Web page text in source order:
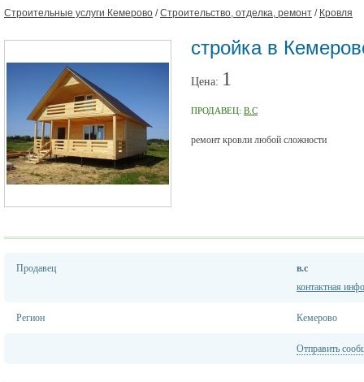
Строительные услуги Кемерово /Строительство, отделка, ремонт / Кровля
стройка в
Цена: 1
ПРОДАВЕЦ: В.С
ремонт кровли любой сложности
Продавец
в.с
контактная
Регион Кемерово
Отправить